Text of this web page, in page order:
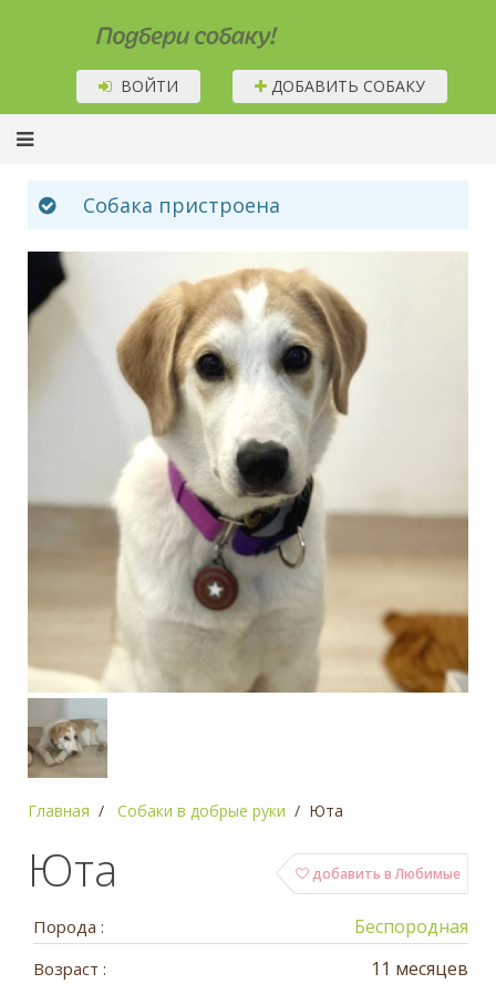
Подбери собаку!
ВОЙТИ ДОБАВИТЬ СОБАКУ
Собака пристроена
Главная Собаки в добрые руки Юта
добавить в Любимые
Юта
Порода : Беспородная
Возраст : 11 месяцев